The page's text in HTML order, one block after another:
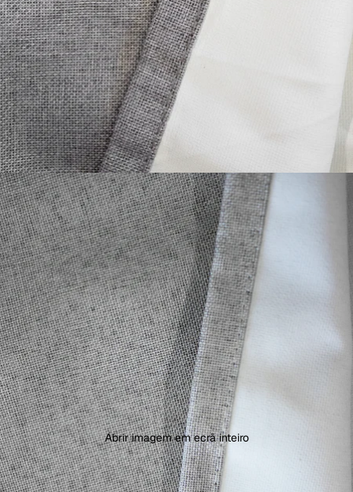
Abrir imagem em ecrã inteiro